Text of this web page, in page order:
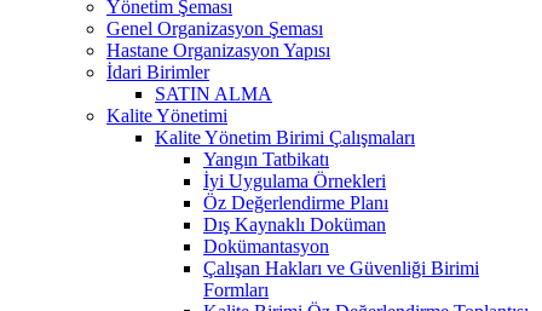
Yönetim Şeması
Genel Organizasyon Şeması
Hastane Organizasyon Yapısı
İdari Birimler
SATIN ALMA
Kalite Yönetimi
Kalite Yönetim Birimi Çalışmaları
Yangın Tatbikatı
İyi Uygulama Örnekleri
Öz Değerlendirme Planı
Dış Kaynaklı Doküman
Dokümantasyon
Çalışan Hakları ve Güvenliği Birimi
Formları